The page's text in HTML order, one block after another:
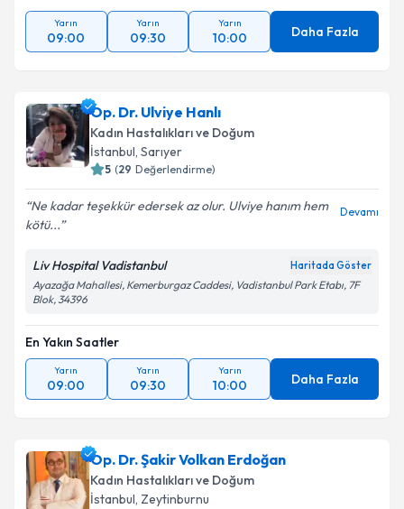
Yarın
09:00
Yarın
09:30
Yarın
10:00 Daha Fazla
Op. Dr. Ulviye Hanlı
Kadın Hastalıkları ve Doğum
İstanbul, Sarıyer
5 (29 Değerlendirme)
Ne kadar teşekkür edersek az olur. Ulviye hanım hem
kötü...
Devamı
Liv Hospital Vadistanbul Haritada Göster
Ayazağa Mahallesi, Kemerburgaz Caddesi, Vadistanbul Park Etabı, 7F
Blok, 34396
En Yakın Saatler
Yarın
09:00
Yarın
09:30
Yarın
10:00 Daha Fazla
Op. Dr. Şakir Volkan Erdoğan
Kadın Hastalıkları ve Doğum
İstanbul, Zeytinburnu